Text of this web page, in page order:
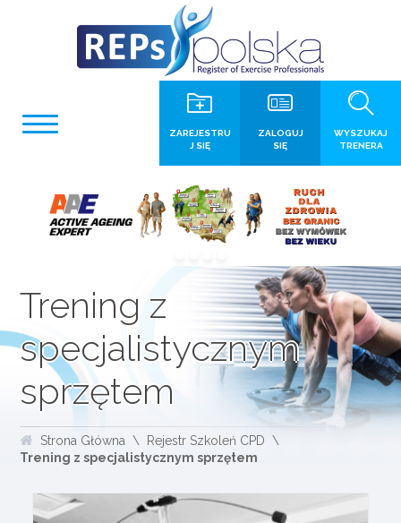
WYSZUKAJ
TRENERA
ZALOGUJ
SIĘ
ZAREJESTRU
J SIĘ
Trening z
specjalistycznym
sprzętem
Strona Główna
Rejestr Szkoleń CPD
Trening z specjalistycznym sprzętem